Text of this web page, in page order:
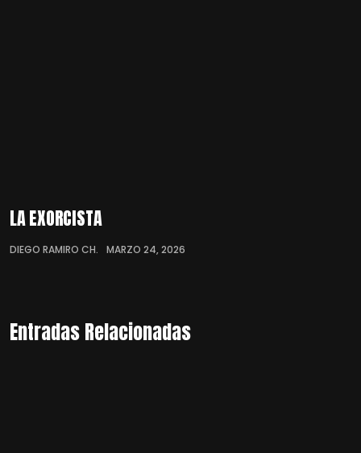
LA EXORCISTA
DIEGO RAMIRO CH. MARZO 24, 2026
Entradas Relacionadas